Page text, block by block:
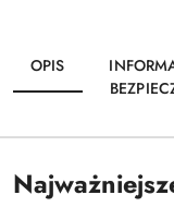
OPIS